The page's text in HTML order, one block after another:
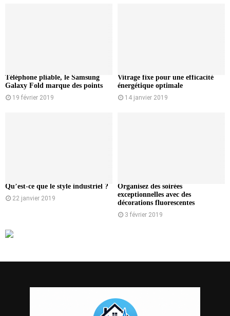
Téléphone pliable, le Samsung
Galaxy Fold marque des points
19 février 2019
Vitrage fixe pour une efficacité
énergétique optimale
14 janvier 2019
Qu’est-ce que le style industriel ?
22 janvier 2019
Organisez des soirées
exceptionnelles avec des
décorations fluorescentes
3 février 2019